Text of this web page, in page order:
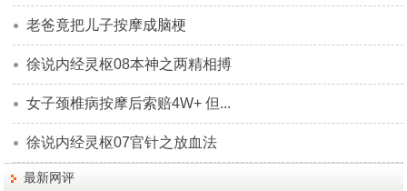
老爸竟把儿子按摩成脑梗
徐说内经灵枢08本神之两精相搏
女子颈椎病按摩后索赔4W+ 但...
徐说内经灵枢07官针之放血法
最新网评